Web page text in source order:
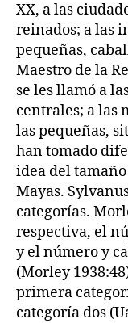
XX, a las
reinados; a las
pequeñas,
Maestro de la
se les llamó a
centrales; a las
las pequeñas,
han tomado
idea del
Mayas.
categorías.
respectiva, el
y el número y
(Morley
primera
categoría dos